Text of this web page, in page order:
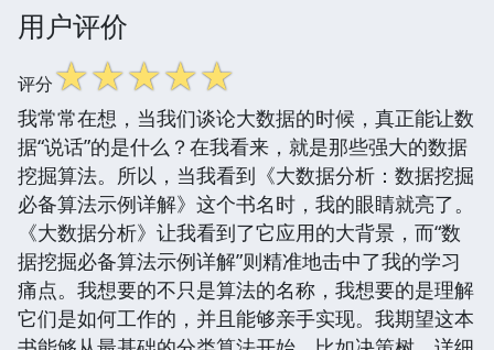
用户评价
评分☆☆☆☆☆
我常常在想，当我们谈论大数据的时候，真正能让数
据“说话”的是什么？在我看来，就是那些强大的数据
挖掘算法。所以，当我看到《大数据分析：数据挖掘
必备算法示例详解》这个书名时，我的眼睛就亮了。
《大数据分析》让我看到了它应用的大背景，而“数
据挖掘必备算法示例详解”则精准地击中了我的学习
痛点。我想要的不只是算法的名称，我想要的是理解
它们是如何工作的，并且能够亲手实现。我期望这本